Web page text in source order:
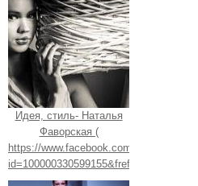
Идея, стиль- Наталья
Фаворская (
https://www.facebook.com/profile.php?
id=100000330599155&fref=ts).